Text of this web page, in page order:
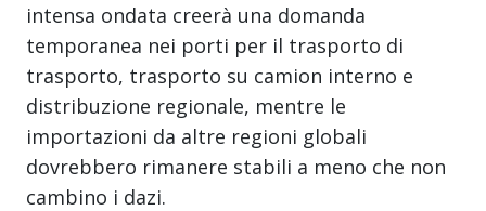
intensa ondata creerà una domanda
temporanea nei porti per il trasporto di
trasporto, trasporto su camion interno e
distribuzione regionale, mentre le
importazioni da altre regioni globali
dovrebbero rimanere stabili a meno che non
cambino i dazi.